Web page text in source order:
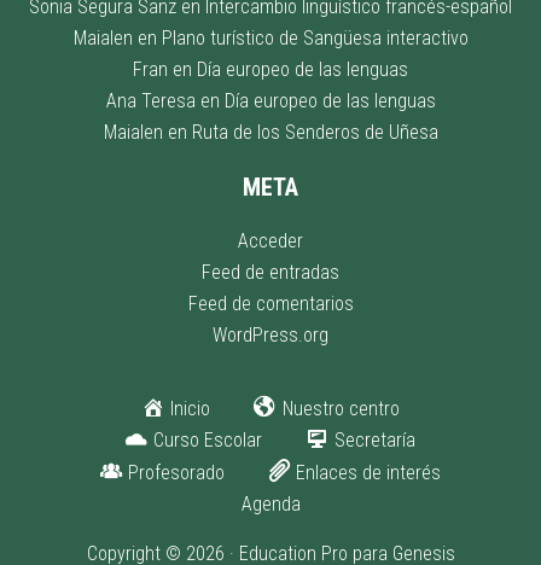
Sonia Segura Sanz en Intercambio lingüístico francés-español
Maialen en Plano turístico de Sangüesa interactivo
Fran en Día europeo de las lenguas
Ana Teresa en Día europeo de las lenguas
Maialen en Ruta de los Senderos de Uñesa
META
Acceder
Feed de entradas
Feed de comentarios
WordPress.org
Inicio
Nuestro centro
Curso Escolar
Secretaría
Profesorado
Enlaces de interés
Agenda
Copyright © 2026 · Education Pro para Genesis